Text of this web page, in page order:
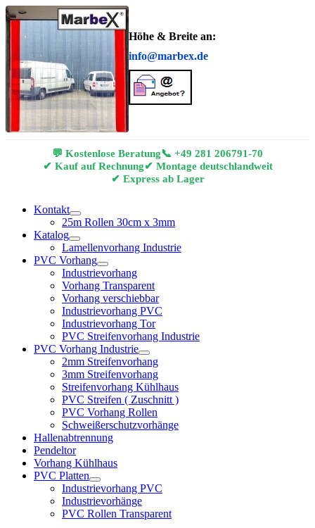
Höhe & Breite an:
info@marbex.de
💬 Kostenlose Beratung📞 +49 281 206791-70
✔ Kauf auf Rechnung✔ Montage deutschlandweit
✔ Express ab Lager
Kontakt
25m Rollen 30cm x 3mm
Katalog
Lamellenvorhang Industrie
PVC Vorhang
Industrievorhang
Vorhang Transparent
Vorhang verschiebbar
Industrievorhang PVC
Industrievorhang Tor
PVC Streifenvorhang Industrie
PVC Vorhang Industrie
2mm Streifenvorhang
3mm Streifenvorhang
Streifenvorhang Kühlhaus
PVC Streifen ( Zuschnitt )
PVC Vorhang Rollen
Schweißerschutzvorhänge
Hallenabtrennung
Pendeltor
Vorhang Kühlhaus
PVC Platten
Industrievorhang PVC
Industrievorhänge
PVC Rollen Transparent